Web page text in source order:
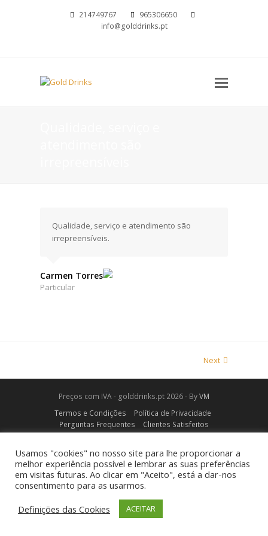
214749767
965306650
info@golddrinks.pt
Open
Qualidade, serviço e atendimento são
irrepreensíveis.
Carmen Torres
Particular
Next
Preços com IVA - golddrinks.pt 2026 - ByVM
Termos e Condições
Política de Privacidade
Perguntas Frequentes
Clientes Satisfeitos
Usamos "cookies" no nosso site para lhe proporcionar a
melhor experiência possível e lembrar as suas preferências
em visitas futuras. Ao clicar em "Aceito", está a dar-nos
consentimento para as usarmos.
Definições das Cookies
ACEITAR